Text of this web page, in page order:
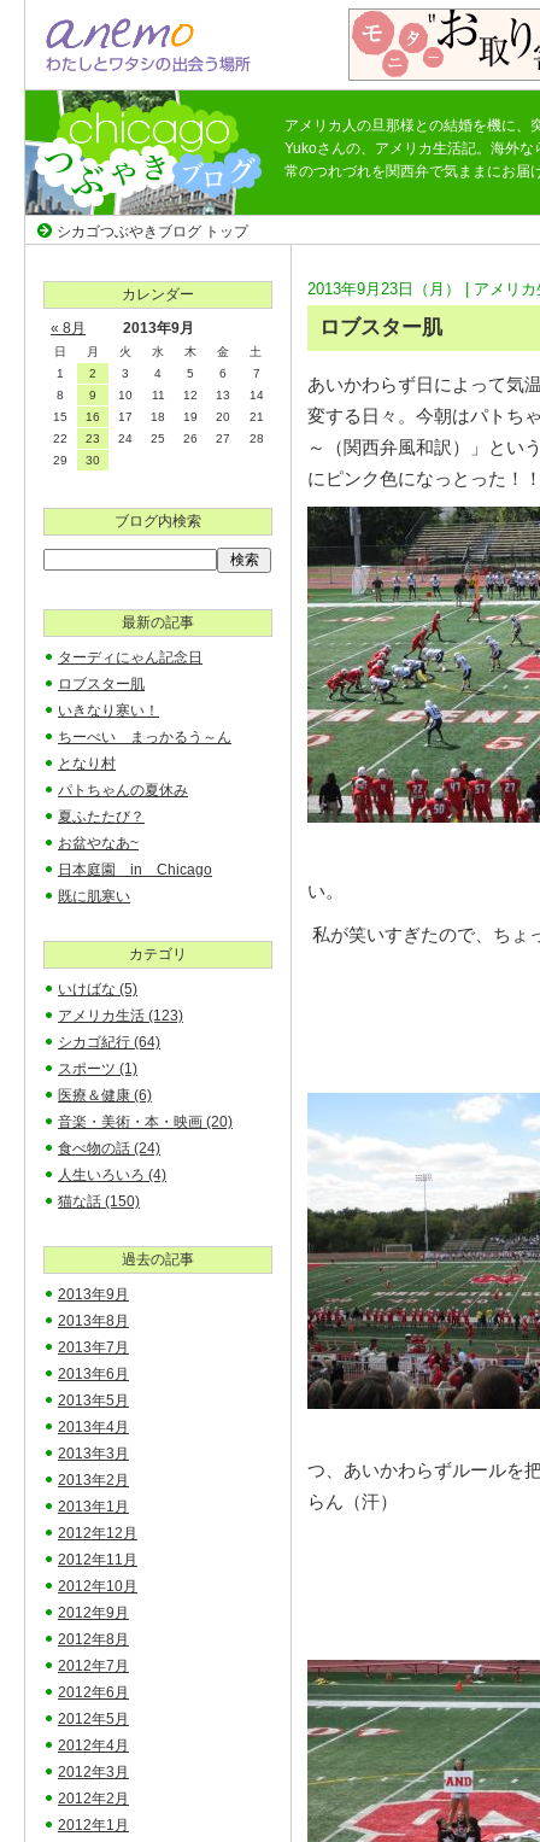
アメリカ人の旦那様との結婚を機に、
Yukoさんの、アメリカ生活記。海外
常のつれづれを関西弁で気ままにお届
シカゴつぶやきブログ トップ
2013年9月23日（月） | アメリカ
ロブスター肌
あいかわらず日によって気
変する日々。今朝はパトち
～（関西弁風和訳）」とい
にピンク色になっとった！
い。
私が笑いすぎたので、ちょ
つ、あいかわらずルールを
らん（汗）
カレンダー
« 8月
2013年9月
日 月 火 水 木 金
土
1
2 3 4 5 6
7
8
9 10 11 12 13
14
15
16 17 18 19 20
21
22
23 24 25 26 27
28
29
30
ブログ内検索
最新の記事
ターディにゃん記念日
ロブスター肌
いきなり寒い！
ちーべい まっかるう～ん
となり村
パトちゃんの夏休み
夏ふたたび？
お盆やなあ~
日本庭園 in Chicago
既に肌寒い
カテゴリ
いけばな (5)
アメリカ生活 (123)
シカゴ紀行 (64)
スポーツ (1)
医療＆健康 (6)
音楽・美術・本・映画 (20)
食べ物の話 (24)
人生いろいろ (4)
猫な話 (150)
過去の記事
2013年9月
2013年8月
2013年7月
2013年6月
2013年5月
2013年4月
2013年3月
2013年2月
2013年1月
2012年12月
2012年11月
2012年10月
2012年9月
2012年8月
2012年7月
2012年6月
2012年5月
2012年4月
2012年3月
2012年2月
2012年1月